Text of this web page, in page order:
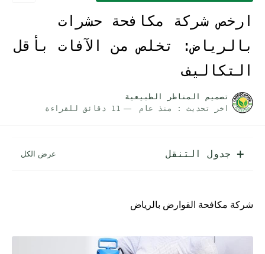
ارخص شركة مكافحة حشرات
بالرياض: تخلص من الآفات بأقل
التكاليف
تصميم المناظر الطبيعية
اخر تحديث :
منذ عام 11 دقائق للقراءة
جدول التنقل
شركة مكافحة القوارض بالرياض